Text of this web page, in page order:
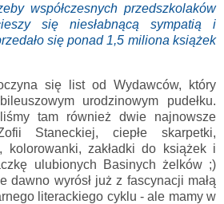
współczesnych przedszkolaków
się niesłabnącą sympatią i
się ponad 1,5 miliona książek
się list od Wydawców, który
urodzinowym pudełku.
tam również dwie najnowsze
Staneckiej, ciepłe skarpetki,
kolorowanki, zakładki do książek i
ulubionych Basinych żelków ;)
dawno wyrósł już z fascynacji małą
literackiego cyklu - ale mamy w